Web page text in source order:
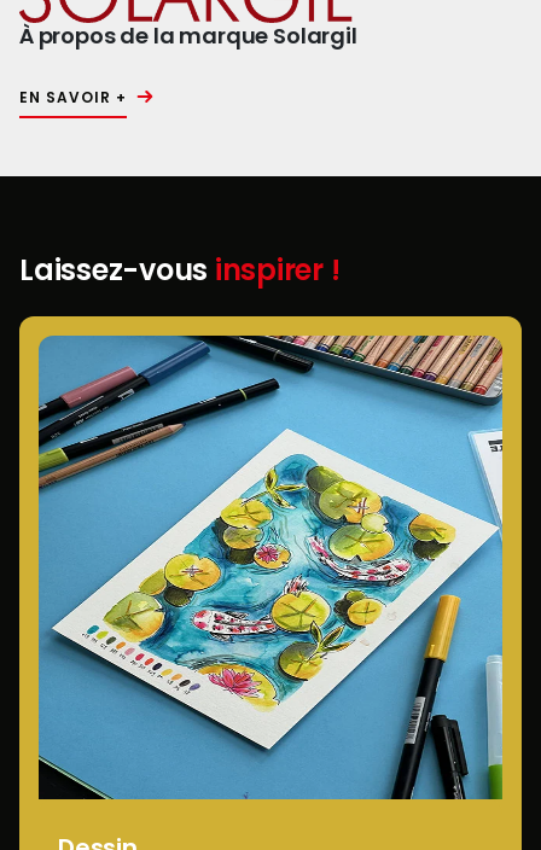
À propos de la marque Solargil
EN SAVOIR +
Laissez-vous inspirer !